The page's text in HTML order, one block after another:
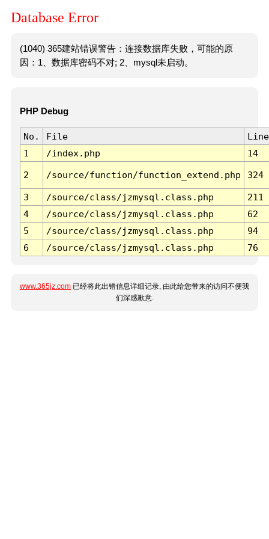
Database Error
(1040) 365建站错误警告：连接数据库失败，可能的原
因：1、数据库密码不对; 2、mysql未启动。
PHP Debug
No. File
Line
1
/index.php 14
2 /source/function/function_extend.php 324
3 /source/class/jzmysql.class.php
211
4
/source/class/jzmysql.class.php
62
5
/source/class/jzmysql.class.php
94
6
/source/class/jzmysql.class.php 76
www.365jz.com 已经将此出错信息详细记录, 由此给您带来的访问不便我
们深感歉意.